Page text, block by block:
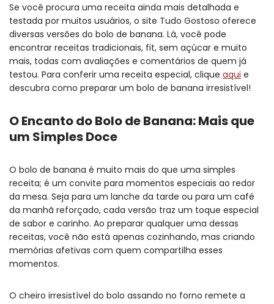
Se você procura uma receita ainda mais detalhada e
testada por muitos usuários, o site Tudo Gostoso oferece
diversas versões do bolo de banana. Lá, você pode
encontrar receitas tradicionais, fit, sem açúcar e muito
mais, todas com avaliações e comentários de quem já
testou. Para conferir uma receita especial, clique aqui e
descubra como preparar um bolo de banana irresistível!
O Encanto do Bolo de Banana: Mais que
um Simples Doce
O bolo de banana é muito mais do que uma simples
receita; é um convite para momentos especiais ao redor
da mesa. Seja para um lanche da tarde ou para um café
da manhã reforçado, cada versão traz um toque especial
de sabor e carinho. Ao preparar qualquer uma dessas
receitas, você não está apenas cozinhando, mas criando
memórias afetivas com quem compartilha esses
momentos.
O cheiro irresistível do bolo assando no forno remete a